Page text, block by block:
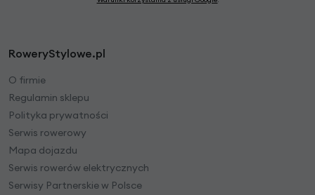
RoweryStylowe.pl
O firmie
Regulamin sklepu
Polityka prywatności
Serwis rowerowy
Mapa dojazdu
Serwis rowerów elektrycznych
Serwisy Partnerskie w Polsce